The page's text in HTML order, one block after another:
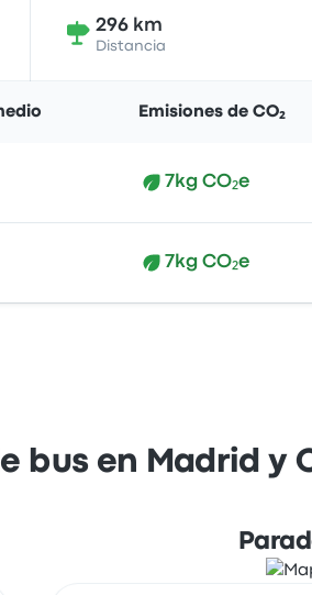
296 km
Distancia
Emisiones de CO₂
7kg CO₂e
7kg CO₂e
bus en Madrid y